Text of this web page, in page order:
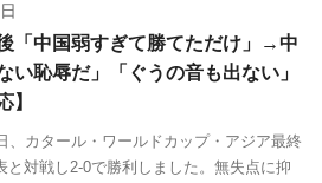
家・セルジオ越後(76)が辛口な批評をして
っています。この話題に対する海外の反応
などからまとめましたのでご覧ください。
「中国弱すぎて勝てただけ」→中
い恥辱だ」「ぐうの音も出ない」
】
、カタール・ワールドカップ・アジア最終
と対戦し2-0で勝利しました。無失点に抑